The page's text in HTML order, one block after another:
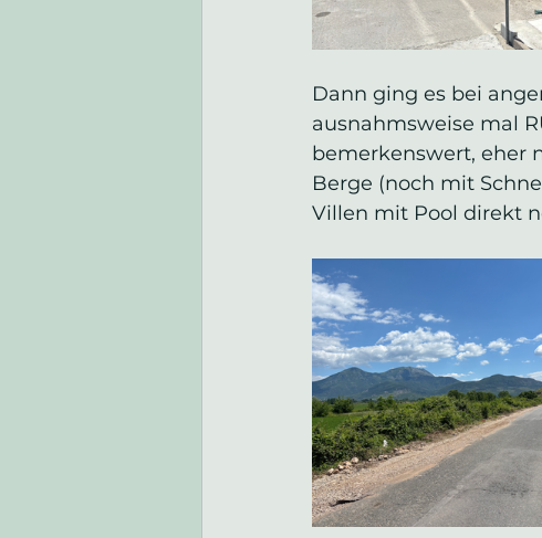
Dann ging es bei
ausnahmsweise mal
bemerkenswert, eher
Berge (noch mit
Villen mit Pool direkt